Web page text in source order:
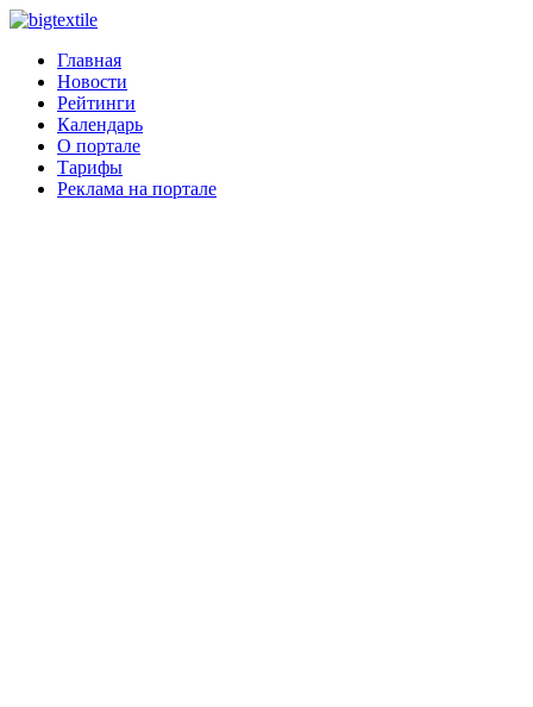
Главная
Новости
Рейтинги
Календарь
О портале
Тарифы
Реклама на портале